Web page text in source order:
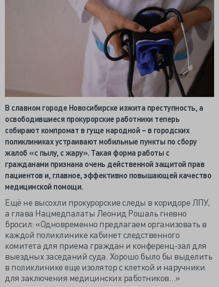
В славном городе Новосибирске изжита преступность, а
освободившиеся прокурорские работники теперь
собирают компромат в гуще народной – в городских
поликлиниках устраивают мобильные пункты по сбору
жалоб «с пылу, с жару». Такая форма работы с
гражданами признана очень действенной защитой прав
пациентов и, главное, эффективно повышающей качество
медицинской помощи.
Ещё не высохли прокурорские следы в коридоре ЛПУ,
а глава Нацмедпалаты Леонид Рошаль гневно
бросил: «Одновременно предлагаем организовать в
каждой поликлинике кабинет следственного
комитета для приема граждан и конференц-зал для
выездных заседаний суда. Хорошо было бы выделить
в поликлинике еще изолятор с клеткой и наручники
для заключения медицинских работников...»